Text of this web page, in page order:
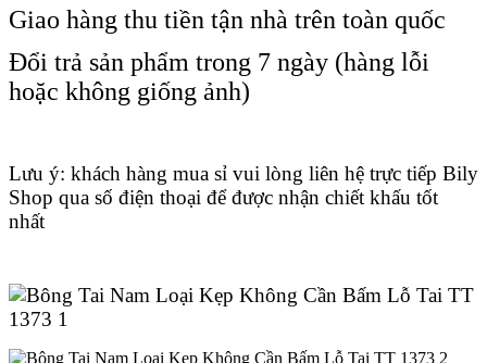
Giao hàng thu tiền tận nhà trên toàn quốc
Đổi trả sản phẩm trong 7 ngày (hàng lỗi
hoặc không giống ảnh)
Lưu ý: khách hàng mua sỉ vui lòng liên hệ trực tiếp Bily
Shop qua số điện thoại để được nhận chiết khấu tốt
nhất